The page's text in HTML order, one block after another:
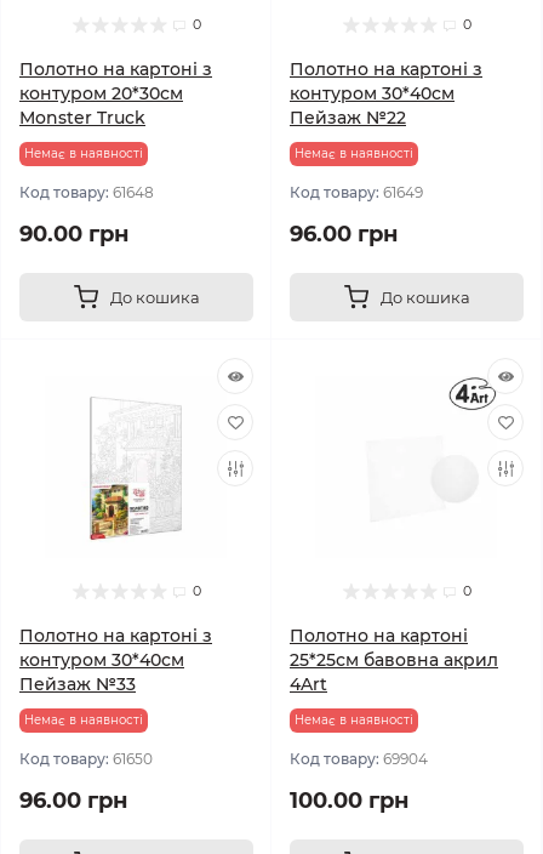
0
Полотно на картоні з
контуром 20*30см
Monster Truck
Немає в наявності
Код товару: 61648
90.00 грн
До кошика
0
Полотно на картоні з
контуром 30*40см
Пейзаж №22
Немає в наявності
Код товару: 61649
96.00 грн
До кошика
0
Полотно на картоні з
контуром 30*40см
Пейзаж №33
Немає в наявності
Код товару: 61650
96.00 грн
0
Полотно на картоні
25*25см бавовна акрил
4Art
Немає в наявності
Код товару: 69904
100.00 грн